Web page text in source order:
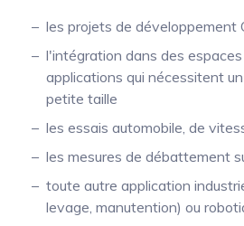
les projets de développement
l'intégration dans des espaces
applications qui nécessitent
petite taille
les essais automobile, de
les mesures de débattement
toute autre application
levage, manutention) ou